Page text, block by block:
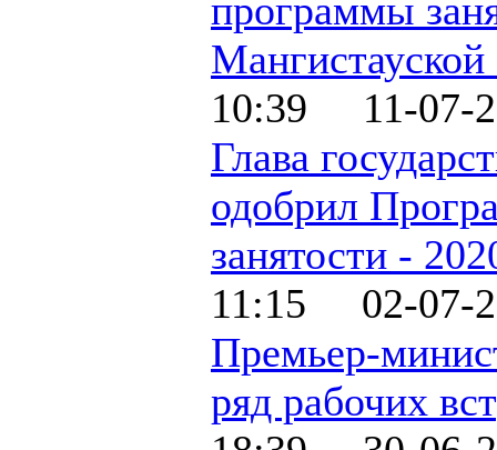
программы
Мангистауской
10:39 11-07-
Глава
одобрил
занятости -
11:15 02-07-
Премьер-
ряд рабочих